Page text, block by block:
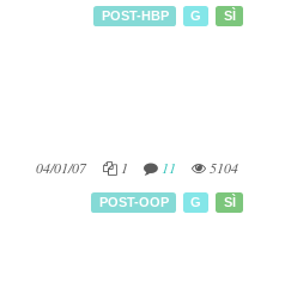
POST-HBP G SÌ
04/01/07 1 11 5104
POST-OOP G SÌ